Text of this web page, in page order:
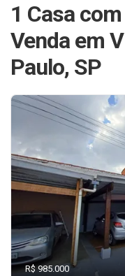
1 Casa
Venda em
Paulo, SP
R$ 985.000